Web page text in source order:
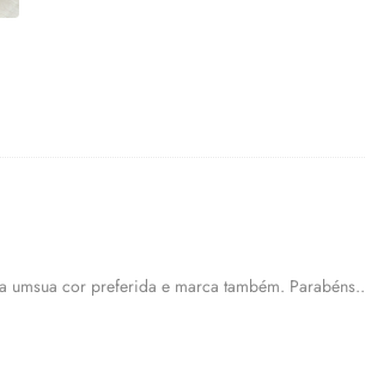
umsua cor preferida e marca também. Parabéns..